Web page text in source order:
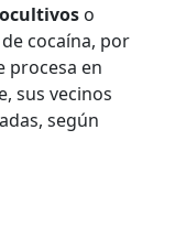
o
cocaína, por
procesa en
sus vecinos
según